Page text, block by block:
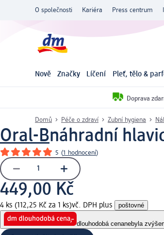
O společnosti Kariéra Press centrum
Nově Značky Líčení Pleť, tělo &
Doprava
Domů Péče o zdraví Zubní hygiena
Oral-Bnáhradní
5 (1 hodnocení)
449,00 Kč
4 ks (112,25 Kč za 1 ks)vč. DPH plus poštovné
dlouhodobá cenanebyla